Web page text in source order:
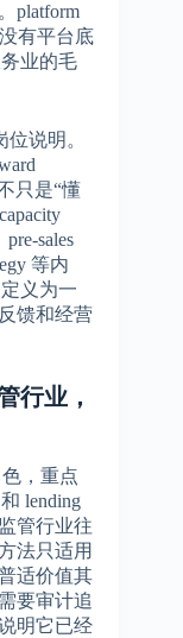
platform
有平台底
业的毛
说明。
只是“懂
sales
等内
义为一
馈和经营
行业，
，重点
lending
管行业往
法只适用
适价值其
要审计追
明它已经